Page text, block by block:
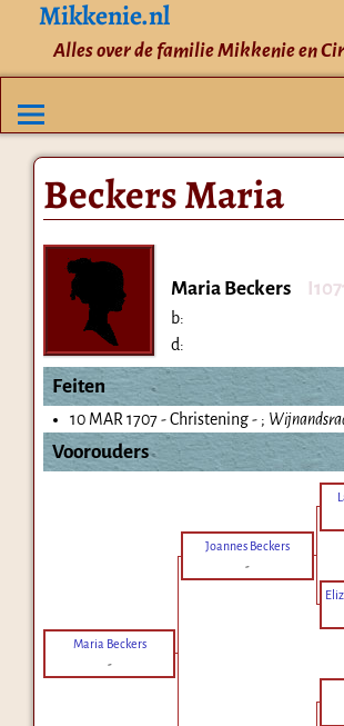
Mikkenie.nl
Alles over de familie Mikkenie en
Beckers Maria
Maria Beckers
b:
d:
Feiten
10 MAR 1707 - Christening - ;
Voorouders
Joannes Beckers
-
Maria Beckers
-